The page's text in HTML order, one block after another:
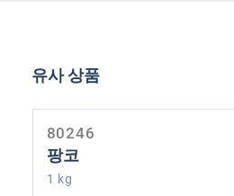
제품 갤러리 건너뛰기
유사 상품
80246
팡코
1 kg